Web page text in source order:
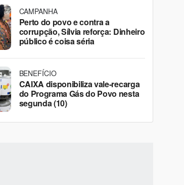
CAMPANHA
Perto do povo e contra a
corrupção, Sílvia reforça: Dinheiro
público é coisa séria
BENEFÍCIO
CAIXA disponibiliza vale-recarga
do Programa Gás do Povo nesta
segunda (10)